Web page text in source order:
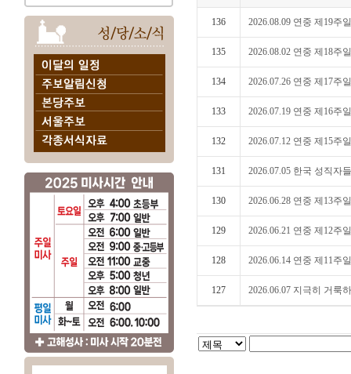
136 2026.08.09 연중 제19주일
135 2026.08.02 연중 제18주일
134 2026.07.26 연중 제17주
133 2026.07.19 연중 제16주
132 2026.07.12 연중 제15주일
131 2026.07.05 한국 성직자
130 2026.06.28 연중 제13주
129 2026.06.21 연중 제12주일
128 2026.06.14 연중 제11주일
127 2026.06.07 지극히 거룩